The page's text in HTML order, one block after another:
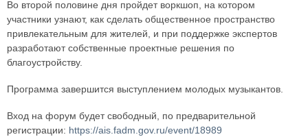
Во второй половине дня пройдет воркшоп, на котором
участники узнают, как сделать общественное пространство
привлекательным для жителей, и при поддержке экспертов
разработают собственные проектные решения по
благоустройству.
Программа завершится выступлением молодых музыкантов.
Вход на форум будет свободный, по предварительной
регистрации: https://ais.fadm.gov.ru/event/18989